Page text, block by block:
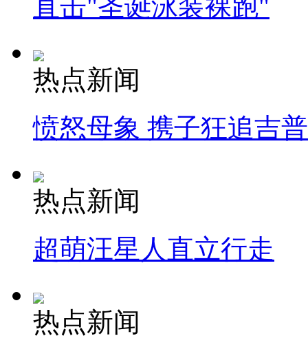
直击"圣诞泳装裸跑"
热点新闻
愤怒母象 携子狂追吉
热点新闻
超萌汪星人直立行走
热点新闻